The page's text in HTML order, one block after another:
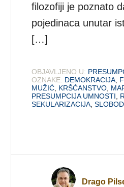
filozofiji je poznato
pojedinaca unutar
[…]
OBJAVLJENO U:
OZNAKE: DEMOKRACIJA
MUŽIĆ KRŠĆANSTVO
PRESUMPCIJA UMNOSTI
SEKULARIZACIJA ,
Drago